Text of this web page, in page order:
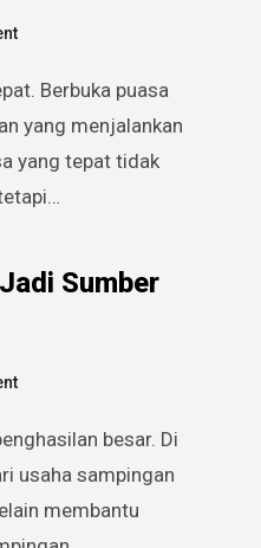
yang menjalankan
yang tepat tidak
Sumber
usaha sampingan
membantu